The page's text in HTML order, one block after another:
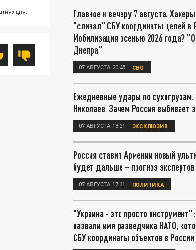
дня.
Главное к вечеру 7 августа.
"сливал" СБУ координаты целей в
Мобилизация осенью 2026 года?
Днепра"
07 АВГУСТА 20:45 СВО
Ежедневные удары по
Николаев. Зачем Россия выбивает
07 АВГУСТА 18:21 ЭКСКЛЮЗИВ
Россия ставит Армении новый
будет дальше – прогноз экспертов
07 АВГУСТА 17:21 ПОЛИТИКА
"Украина - это просто
назвали имя разведчика НАТО,
СБУ координаты объектов в России